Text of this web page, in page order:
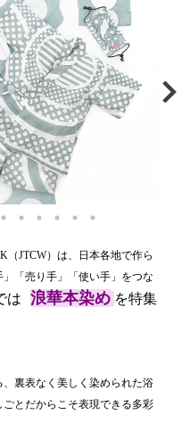
（JTCW）は、日本各地で作ら
「売り手」「使い手」をつな
は 浪華本染め を特集
、裏表なく美しく染められた浴
とだからこそ表現できる多彩